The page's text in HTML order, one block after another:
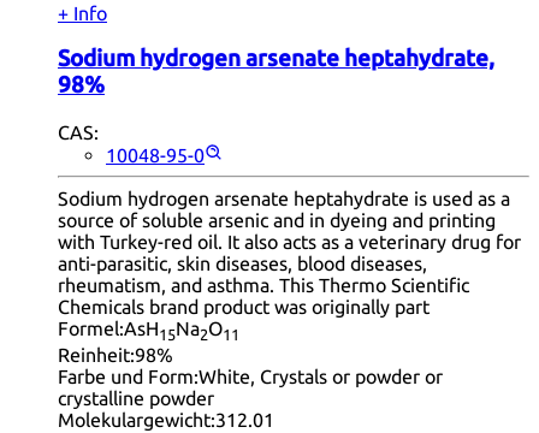
+ Info
Sodium hydrogen arsenate heptahydrate,
98%
CAS:
10048-95-0
Sodium hydrogen arsenate heptahydrate is used as a
source of soluble arsenic and in dyeing and printing
with Turkey-red oil. It also acts as a veterinary drug for
anti-parasitic, skin diseases, blood diseases,
rheumatism, and asthma. This Thermo Scientific
Chemicals brand product was originally part
Formel:AsH15Na2O11
Reinheit:98%
Farbe und Form:White, Crystals or powder or
crystalline powder
Molekulargewicht:312.01